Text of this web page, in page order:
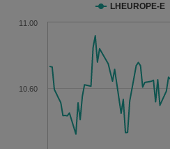
LHEUROPE-E
10.60
11.00